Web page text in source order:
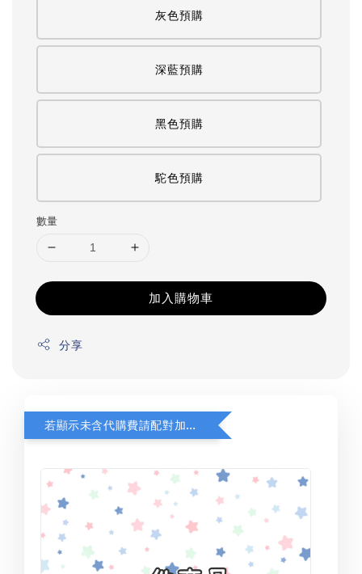
灰色預購
深藍預購
黑色預購
駝色預購
數量
加入購物車
分享
若顯示未含代購費請配對加購(未加購視同無效訂單)